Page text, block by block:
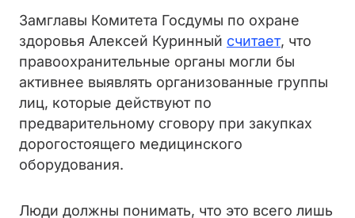
Замглавы Комитета Госдумы по охране
здоровья Алексей Куринный считает, что
правоохранительные органы могли бы
активнее выявлять организованные группы
лиц, которые действуют по
предварительному сговору при закупках
дорогостоящего медицинского
оборудования.
Люди должны понимать, что это всего лишь